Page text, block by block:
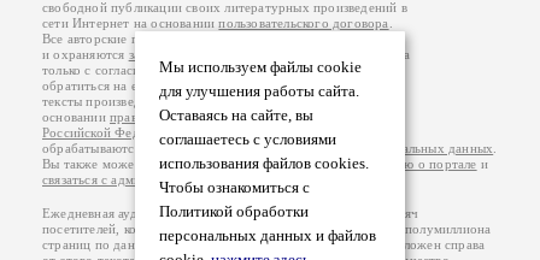
Мы используем файлы cookie
для улучшения работы сайта.
Оставаясь на сайте, вы
соглашаетесь с условиями
использования файлов cookies.
Чтобы ознакомиться с
Политикой обработки
персональных данных и файлов
свободной публикации своих литературных произведений в
сети Интернет на основаниипользовательского договора
Все авторские права на произведения принадлежат авторам
и охраняются законом
. Перепечатка произведений возможна
только с согласия его автора, к которому вы можете
обратиться на его авторской странице. Ответственность за
тексты произведений авторы несут самостоятельно на
основанииправил публикацииизаконодательства
Российской Федерации
обрабатываются на основанииПолитики обработки персональных данных
Вы также можете посмотреть более подробнуюинформацию о портале и
связаться с администрацией
Ежедневная аудитория портала Проза.ру – порядка 100 тысяч
посетителей, которые в общей сумме просматривают более полумиллиона
страниц по данным счетчика посещаемости, который расположен справа